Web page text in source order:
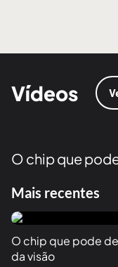
Vídeos
O chip que
Mais recentes
O chip que pode
da visão